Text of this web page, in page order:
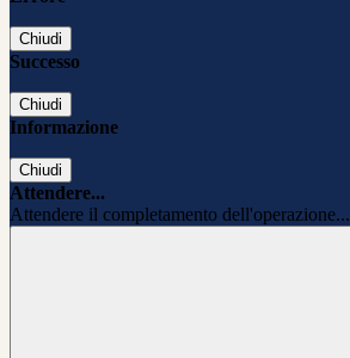
Chiudi
Successo
Chiudi
Informazione
Chiudi
Attendere...
Attendere il completamento dell'operazione...